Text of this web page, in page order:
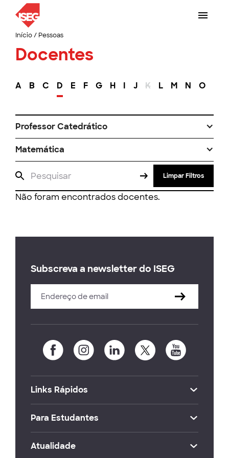
Início/ Pessoas
Docentes
A B C D E F G H I J K L M N O
Professor Catedrático
Matemática
Limpar Filtros
Não foram encontrados docentes.
Subscreva a newsletter do ISEG
Links Rápidos
Para Estudantes
Atualidade